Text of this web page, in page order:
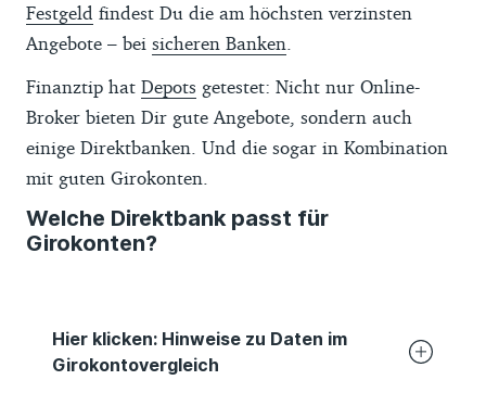
Festgeld findest Du die am höchsten verzinsten
Angebote – bei sicheren Banken
Finanztip hat Depots getestet: Nicht nur Online-
Broker bieten Dir gute Angebote, sondern auch
einige Direktbanken. Und die sogar in Kombination
mit guten Girokonten.
Welche Direktbank passt für
Girokonten?
Hier klicken: Hinweise zu Daten im
Girokontovergleich